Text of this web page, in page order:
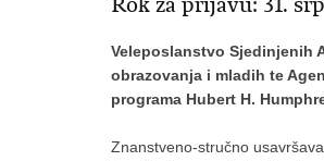
Veleposlanstvo Sjedinjenih
obrazovanja i mladih te
programa Hubert H.
Znanstveno-stručno